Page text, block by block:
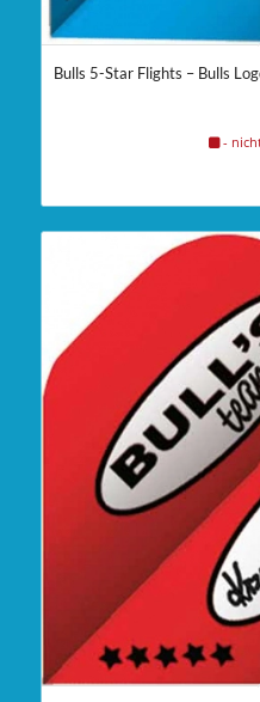
Bulls 5-Star Flights – Bulls
-